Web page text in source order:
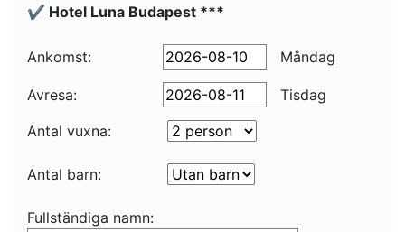
✔️ Hotel Luna Budapest ***
Ankomst: Måndag
Avresa:
Tisdag
Antal vuxna:
Antal barn:
Fullständiga namn: